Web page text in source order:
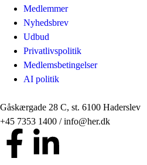
Medlemmer
Nyhedsbrev
Udbud
Privatlivspolitik
Medlemsbetingelser
AI politik
Gåskærgade 28 C, st. 6100 Haderslev
+45 7353 1400 / info@her.dk